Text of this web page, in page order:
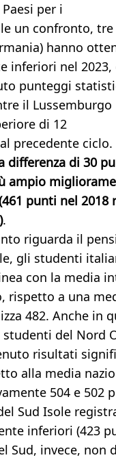
per i
un confronto, tre
hanno
inferiori nel 2023,
punteggi
il
di 12
precedente ciclo.
differenza di 30
ampio
punti nel 2018
.
riguarda il
gli studenti
con la media
rispetto a una
482. Anche in
del Nord
risultati
alla media
504 e 502
Sud Isole
inferiori (423
Sud, invece, non